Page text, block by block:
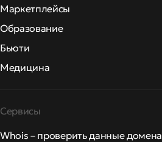
Маркетплейсы
Образование
Бьюти
Медицина
Сервисы
Whois – проверить данные домена